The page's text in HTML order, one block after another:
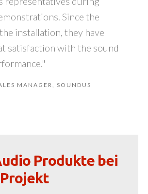
Since the
installation, they have
satisfaction with the sound
MANAGER, SOUNDUS
Produkte bei